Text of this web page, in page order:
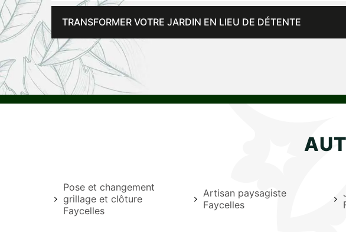
TRANSFORMER VOTRE JARDIN EN LIEU DE DÉTENTE
Pose et changement
grillage et clôture
Faycelles
Artisan paysagiste
Faycelles